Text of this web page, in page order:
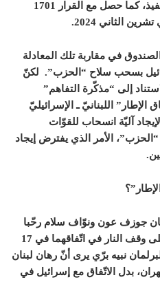
الأميركيّ دونالد ترامب مؤجّل التنفيذ، كما حصل مع القرار 1701
الثاني 2024.
في مقاربة تلك المعادلة
بسحب سلاح “الحزب”. لكنّ
إلى “مذكّرة التفاهم”
الإطار” اللبنانيّ ـ الإسرائيليّ
آليّة انسحاب للقوّات
“الحزب”، الأمر الذي يفترض إيجاد
جوزف عون ونوّاف سلام رحّبا
باتّفاق الولايات المتّحدة وإيران على وقف النار في اتّفاقهما في 17
نبيه برّي يرى أنّ رهان لبنان
بدل الاتّفاق مع إسرائيل في